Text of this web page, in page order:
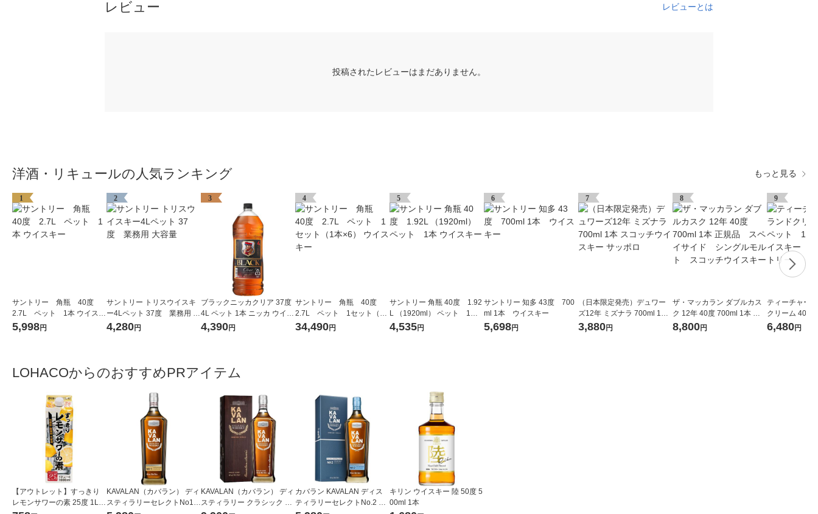
レビュー レビューとは
投稿されたレビューはまだありません。
洋酒・リキュールの人気ランキング もっと見る
1
サントリー 角瓶 40度
2.7L ペット 1本 ウイスキ
ー
5,998円
2
サントリー トリスウイスキ
ー4Lペット 37度 業務用 大
容量
4,280円
3
ブラックニッカクリア 37度
4L ペット 1本 ニッカ ウイス
キー
4,390円
4
サントリー 角瓶 40度
2.7L ペット 1セット（1
本×6） ウイスキー
34,490円
5
サントリー 角瓶 40度 1.92
L （1920ml） ペット 1本
ウイスキー
4,535円
6
サントリー 知多 43度 700
ml 1本 ウイスキー
5,698円
7
（日本限定発売）デュワー
ズ12年 ミズナラ 700ml 1本
スコッチウイスキー サッポ
3,880円
8
ザ・マッカラン ダブルカス
ク 12年 40度 700ml 1本 正
規品 スペイサイド シン
8,800円
9
ティーチャー
クリーム 40
本 スコッチウ
6,480円
LOHACOからのおすすめPRアイテム
【アウトレット】すっきり
レモンサワーの素 25度 1L 1
KAVALAN（カバラン） ディ
スティラリーセレクトNo1
KAVALAN（カバラン） ディ
スティラリー クラシック シ
カバラン KAVALAN ディス
ティラリーセレクトNo.2 シ
キリン ウイスキー 陸 50度 5
00ml 1本